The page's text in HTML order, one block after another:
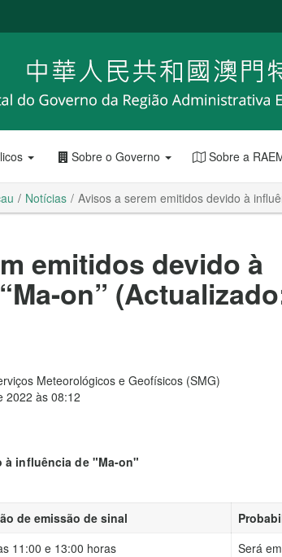
Sobre o Governo Sobre a
Notícias Avisos a serem emitidos devido à
emitidos devido à
on”
Meteorológicos e Geofísicos (SMG)
2022 às 08:12
à influência de "Ma-on"
de emissão de sinal
11:00 e 13:00 horas
Será